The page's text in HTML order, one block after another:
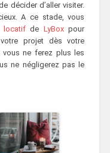
décider d’aller visiter.
A ce stade, vous
locatifde LyBoxpour
projet dès votre
vous ne ferez plus les
ne négligerez pas le